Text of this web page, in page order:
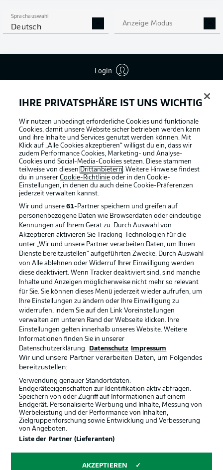
Sprachauswahl
Deutsch Anzeige Modus
Login
Football as it's meant to be
BUNDESLIGA APP
Offizielle Partner
Rechtliche Hinweise Voreinstellungen verwalten
Datenschutz Nutzungsbedingungen
Kontakt
IHRE PRIVATSPHÄRE IST UNS WICHTIG
Wir nutzen unbedingt erforderliche Cookies und funktionale
Cookies, damit unsere Website sicher betrieben werden kann
und ihre Inhalte und Services genutzt werden können. Mit
Klick auf „Alle Cookies akzeptieren“ willigst du ein, dass wir
zudem Performance Cookies, Marketing- und Analyse-
Cookies und Social-Media-Cookies setzen. Diese stammen
teilweise von diesen Drittanbietern. Weitere Hinweise findest
du in unsererCookie-Richtlinie oder in den Cookie-
Einstellungen, in denen du auch deine Cookie-Präferenzen
jederzeit verwalten kannst.
Wir und unsere61-Partner speichern und greifen auf
personenbezogene Daten wie Browserdaten oder eindeutige
Kennungen auf Ihrem Gerät zu. Durch Auswahl von
Akzeptieren aktivieren Sie Tracking-Technologien für die
unter „Wir und unsere Partner verarbeiten Daten, um Ihnen
Dienste bereitzustellen“ aufgeführten Zwecke. Durch Auswahl
von Alle ablehnen oder Widerruf Ihrer Einwilligung werden
diese deaktiviert. Wenn Tracker deaktiviert sind, sind manche
Inhalte und Anzeigen möglicherweise nicht mehr so relevant
für Sie. Sie können dieses Menü jederzeit wieder aufrufen, um
Ihre Einstellungen zu ändern oder Ihre Einwilligung zu
widerrufen, indem Sie auf den Link Voreinstellungen
verwalten am unteren Rand der Webseite klicken. Ihre
Einstellungen gelten innerhalb unseres Website. Weitere
Informationen finden Sie in unserer
Datenschutzerklärung.
Datenschutz Impressum
Wir und unsere Partner verarbeiten Daten, um Folgendes
bereitzustellen:
Verwendung genauer Standortdaten.
Endgeräteeigenschaften zur Identifikation aktiv abfragen.
Speichern von oder Zugriff auf Informationen auf einem
Endgerät. Personalisierte Werbung und Inhalte, Messung von
Werbeleistung und der Performance von Inhalten,
Zielgruppenforschung sowie Entwicklung und Verbesserung
von Angeboten.
Liste der Partner (Lieferanten)
AKZEPTIEREN